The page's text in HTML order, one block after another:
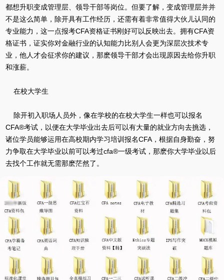
都想升职变成管理层、领导干部等岗位。但要了解，变成管理层并并
不是这么简单，除开具有工作经历，还需有着非常值得大伙儿认同的
专业能力，这一点报考CFA资格证书刚好可以反映出去。拥有CFA资
格证书，证实你对金融行业的认知能力比别人会更为深层次技术专
业，他人才会征求你的建议，那麽领导干部才会出现原因去给你升职
和涨薪。
在校大学生
除开初入职场人员外，像在学校的在校大学生一样也可以报名
CFA®考试，以便在大学毕业出去后可以有大量的就业方向去挑选，
诸位学员能够运用在高校期内学习培训报名CFA，根据自身勤奋，努
力争取在大学毕业以前可以考过cfa®一级考试，那麽你大学毕业以后
去找个工作就无需那麽茫然了。